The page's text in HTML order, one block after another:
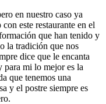
en nuestro caso ya
este restaurante en el
que han tenido y
la tradición que nos
dice que le encanta
mi lo mejor es la
que tenemos una
y el postre siempre es